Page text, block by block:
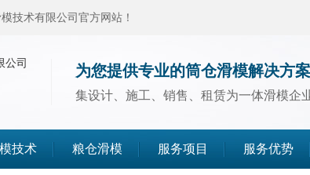
技术有限公司官方网站！
为您提供专业的筒仓滑模解决方案
集设计、施工、销售、租赁为一体滑模企
技术 粮仓滑模 服务项目 服务优势